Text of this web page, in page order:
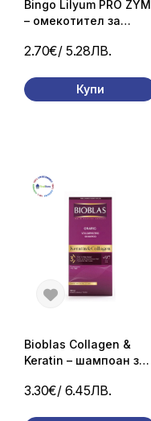
2.70€/ 5.28ЛВ.
Bingo Lilyum PRO ZYM
– омекотител за
1440 мл
Купи
3.30€/ 6.45ЛВ.
Bioblas Collagen &
Keratin – шампоан за
360 мл